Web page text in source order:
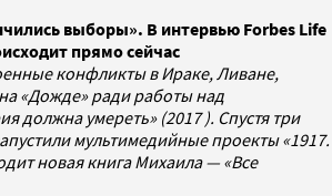
выборы». В интервью Forbes Life
прямо сейчас
конфликты в Ираке, Ливане,
«Дожде» ради работы над
должна умереть» (2017 ). Спустя три
мультимедийные проекты «1917.
новая книга Михаила — «Все